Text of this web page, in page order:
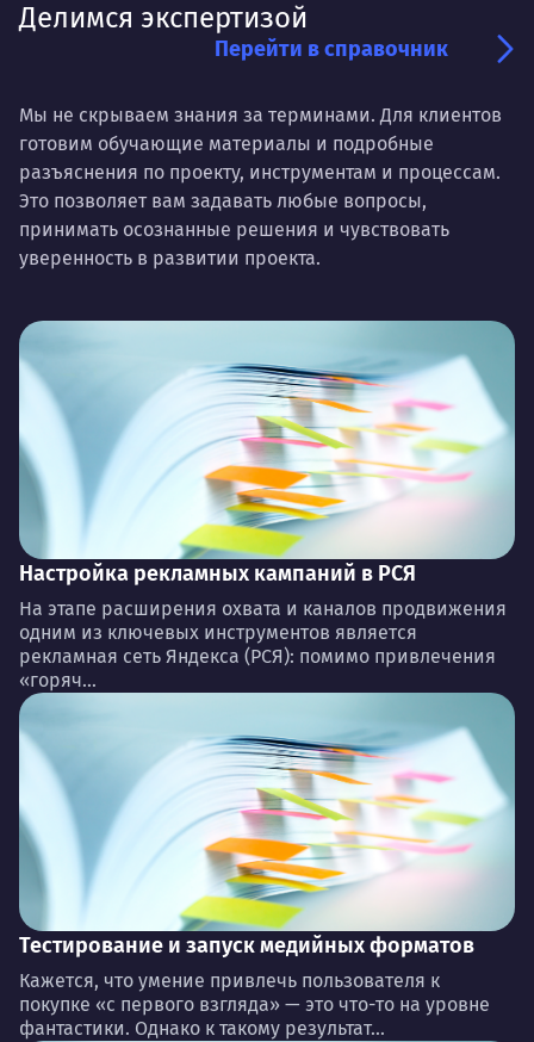
Делимся экспертизой
Перейти в справочник
Мы не скрываем знания за терминами. Для клиентов
готовим обучающие материалы и подробные
разъяснения по проекту, инструментам и процессам.
Это позволяет вам задавать любые вопросы,
принимать осознанные решения и чувствовать
уверенность в развитии проекта.
Настройка рекламных кампаний в РСЯ
На этапе расширения охвата и каналов продвижения
одним из ключевых инструментов является
рекламная сеть Яндекса (РСЯ): помимо привлечения
«горяч...
Тестирование и запуск медийных форматов
Кажется, что умение привлечь пользователя к
покупке «с первого взгляда» — это что-то на уровне
фантастики. Однако к такому результат...